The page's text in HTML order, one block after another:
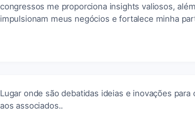
congressos me proporciona insights valiosos,
impulsionam meus negócios e fortalece minha
Lugar onde são debatidas ideias e inovações para
aos associados..